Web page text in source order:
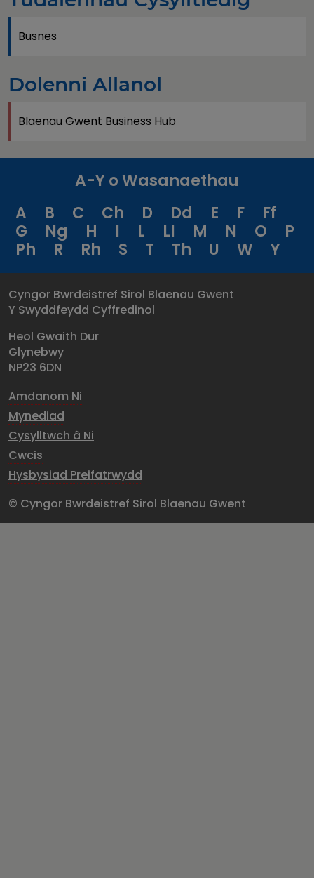
Busnes
Dolenni Allanol
Blaenau Gwent Business Hub
A-Y o Wasanaethau
A
B C Ch D Dd E F
Ff
G
Ng H I L Ll M N O
P
Ph
R Rh S T Th U W Y
Cyngor Bwrdeistref Sirol Blaenau Gwent
Y Swyddfeydd Cyffredinol
Heol Gwaith Dur
Glynebwy
NP23 6DN
Amdanom Ni
Mynediad
Cysylltwch â Ni
Cwcis
Hysbysiad Preifatrwydd
© Cyngor Bwrdeistref Sirol Blaenau Gwent